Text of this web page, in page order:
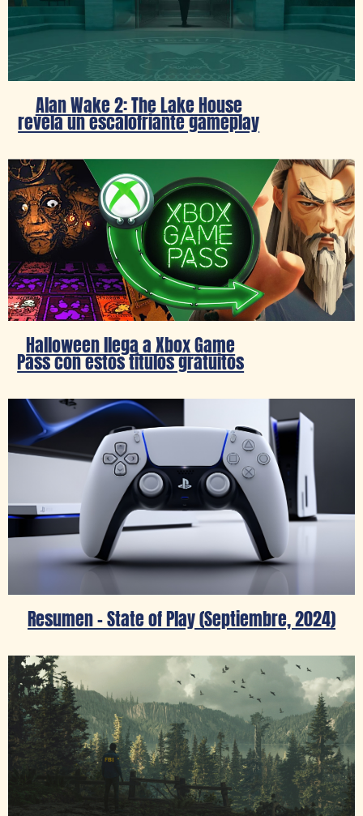
Alan Wake 2: The Lake House
revela un escalofriante gameplay
Halloween llega a Xbox Game
Pass con estos títulos gratuitos
Resumen – State of Play (Septiembre, 2024)